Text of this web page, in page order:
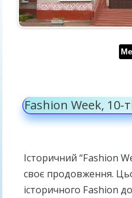
Fashion Week, 10-
Історичний “Fashion
своє продовження.
історичного Fashion